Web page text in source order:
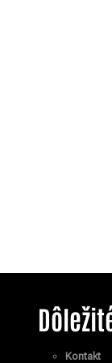
Kontakt